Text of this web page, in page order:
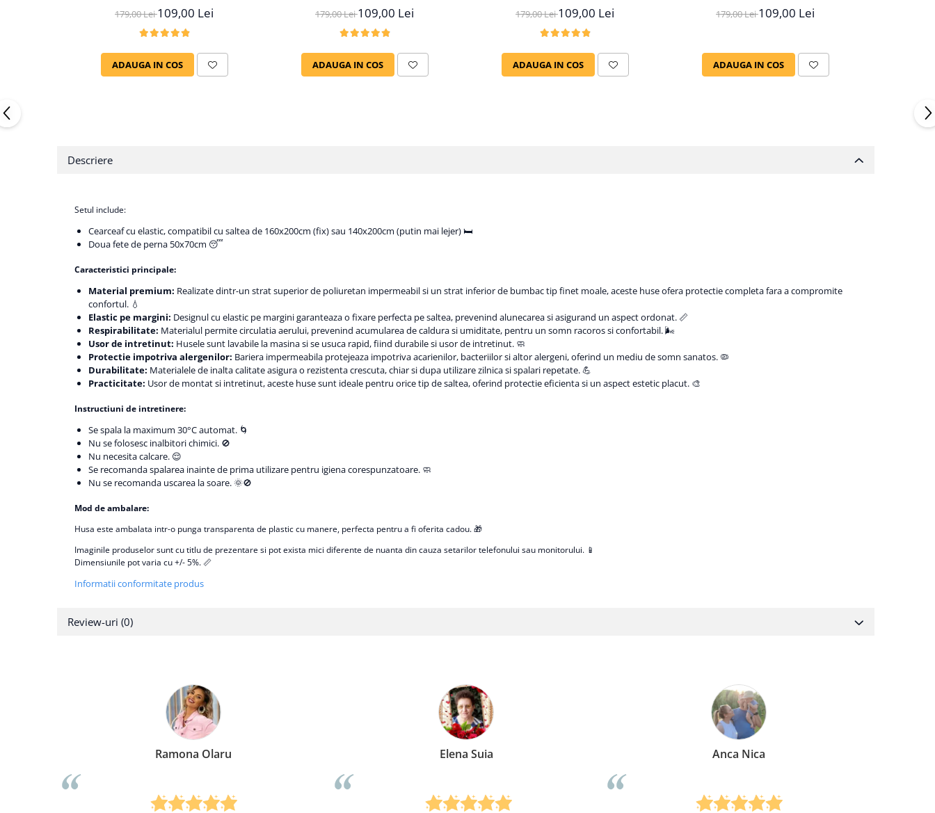
179,00 Lei109,00 Lei
ADAUGA IN COS
179,00 Lei109,00 Lei
ADAUGA IN COS
179,00 Lei109,00 Lei
ADAUGA IN COS
179,00 Lei109,00 Lei
ADAUGA IN COS
Descriere
Setul include:
Cearceaf cu elastic, compatibil cu saltea de 160x200cm (fix) sau 140x200cm (putin mai lejer) 🛏️
Doua fete de perna 50x70cm 😴
Caracteristici principale:
Material premium: Realizate dintr-un strat superior de poliuretan impermeabil si un strat inferior de bumbac tip finet moale, aceste huse ofera protectie completa fara a compromite
confortul. 💧
Elastic pe margini: Designul cu elastic pe margini garanteaza o fixare perfecta pe saltea, prevenind alunecarea si asigurand un aspect ordonat. 📏
Respirabilitate: Materialul permite circulatia aerului, prevenind acumularea de caldura si umiditate, pentru un somn racoros si confortabil. 🌬️
Usor de intretinut: Husele sunt lavabile la masina si se usuca rapid, fiind durabile si usor de intretinut. 🧼
Protectie impotriva alergenilor: Bariera impermeabila protejeaza impotriva acarienilor, bacteriilor si altor alergeni, oferind un mediu de somn sanatos. 🦠
Durabilitate: Materialele de inalta calitate asigura o rezistenta crescuta, chiar si dupa utilizare zilnica si spalari repetate. 💪
Practicitate: Usor de montat si intretinut, aceste huse sunt ideale pentru orice tip de saltea, oferind protectie eficienta si un aspect estetic placut. 🎨
Instructiuni de intretinere:
Se spala la maximum 30°C automat. 🌀
Nu se folosesc inalbitori chimici. 🚫
Nu necesita calcare. 😌
Se recomanda spalarea inainte de prima utilizare pentru igiena corespunzatoare. 🧼
Nu se recomanda uscarea la soare. 🌞🚫
Mod de ambalare:
Husa este ambalata intr-o punga transparenta de plastic cu manere, perfecta pentru a fi oferita cadou. 🎁
Imaginile produselor sunt cu titlu de prezentare si pot exista mici diferente de nuanta din cauza setarilor telefonului sau monitorului. 📱
Dimensiunile pot varia cu +/- 5%. 📏
Informatii conformitate produs
Review-uri (0)
Ramona Olaru Elena Suia Anca Nica